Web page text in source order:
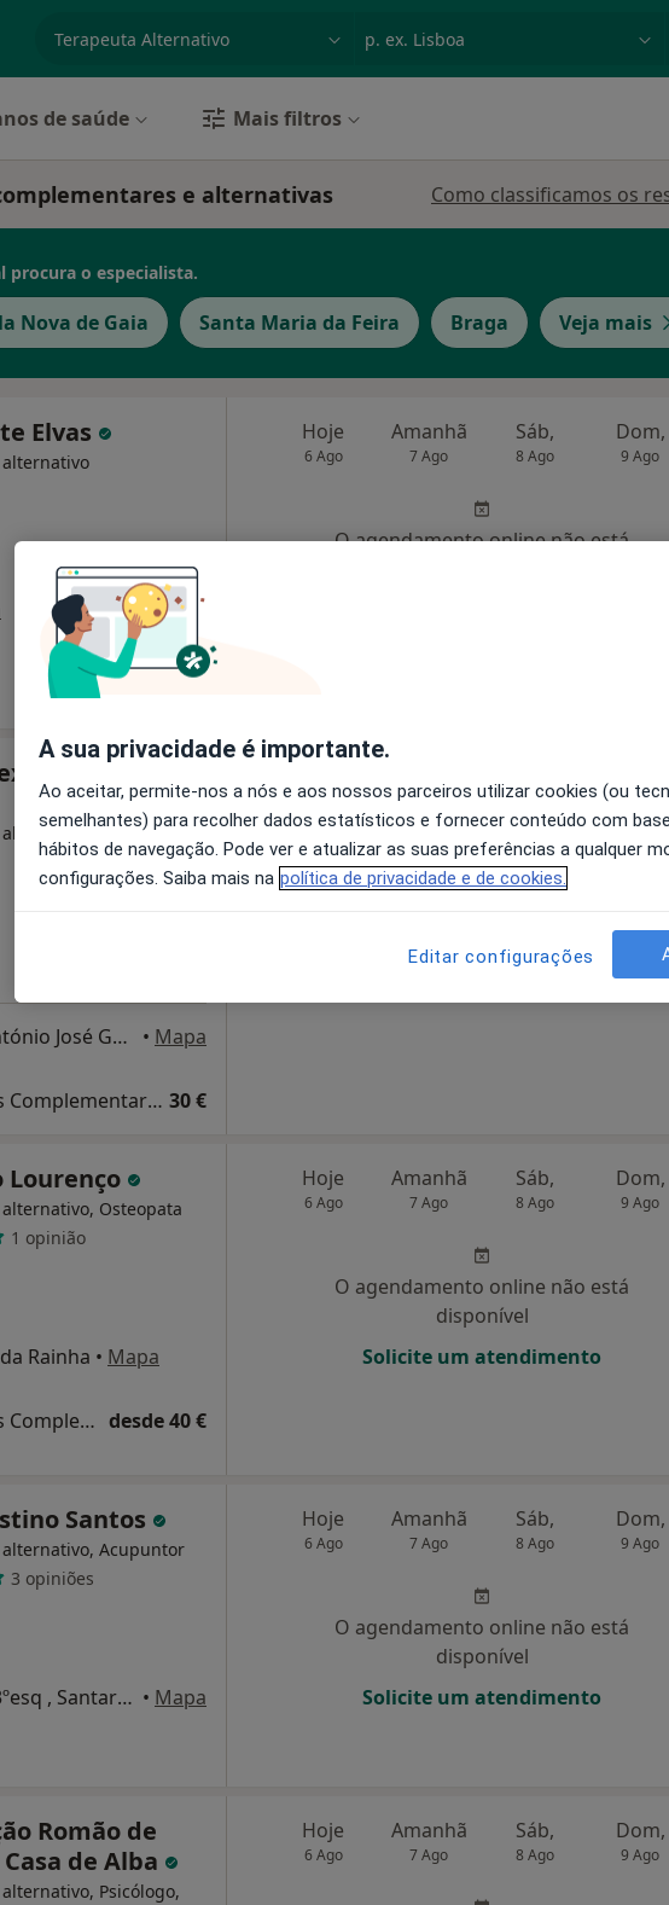
de saúde Mais filtros
e alternativas Como classificamos os
procura o especialista.
Nova de Gaia Santa Maria da Feira Braga Veja mais
Elvas
Serviço gratuito
Hoje
6 Ago
Amanhã
7 Ago
Sáb,
8 Ago
Dom,
9 Ago
O agendamento online não está
Cordeiro
Psicólogo
RETIRO DO ATLETA - Av. António José Gomes 38, 2805-139 Almada, Cova Da Piedade • Mapa
Primeira consulta Terapias Complementares e Alternativas 30 €
6 Ago 7 Ago 8 Ago 9 Ago
O agendamento online não está
Solicite um atendimento
Osteopata
1 opinião
Rainha • Mapa
Primeira consulta Terapias Complementares e Alternativas desde 40 €
Hoje
6 Ago
Amanhã
7 Ago
Sáb,
8 Ago
Dom,
9 Ago
O agendamento online não está
disponível
Solicite um atendimento
Santos
Acupuntor
3 opiniões
Praceta Pedro Escuro,10-3ºesq , Santarém • Mapa
Hoje
6 Ago
Amanhã
7 Ago
Sáb,
8 Ago
Dom,
9 Ago
O agendamento online não está
disponível
Solicite um atendimento
Romão de
Casa de Alba
Psicólogo,
Hoje
6 Ago
Amanhã
7 Ago
Sáb,
8 Ago
Dom,
9 Ago
A sua privacidade é importante.
Ao aceitar, permite-nos a nós e aos nossos parceiros utilizar cookies (ou
semelhantes) para recolher dados estatísticos e fornecer conteúdo com
hábitos de navegação. Pode ver e atualizar as suas preferências a qualquer
configurações. Saiba mais na política de privacidade e de cookies.
Editar configurações